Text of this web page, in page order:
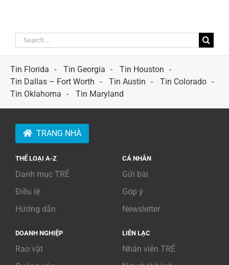
Search
for:
Tin Florida
Tin Georgia
Tin Houston
Tin Dallas – Fort Worth
Tin Austin
Tin Colorado
Tin Oklahoma
Tin Maryland
TRANG NHÀ
THỂ LOẠI A-Z
Danh mục TRẺ
Điều lệ
Hướng dẫn
CÁ NHÂN
Gửi bài
Góp ý
Newsletter
DOANH NGHIỆP
Rao vặt
LIÊN LẠC
Nhân viên TRẺ